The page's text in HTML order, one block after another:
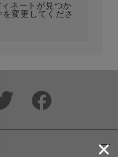
ネートが見つか
変更してくださ